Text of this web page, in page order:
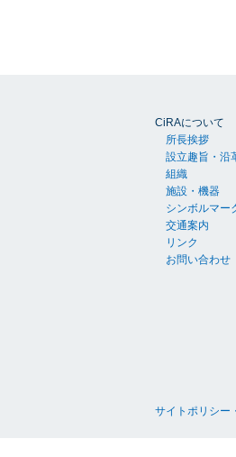
CiRAについて
所長挨拶
設立趣旨・沿
組織
施設・機器
シンボルマー
交通案内
リンク
お問い合わせ
サイトポリシー